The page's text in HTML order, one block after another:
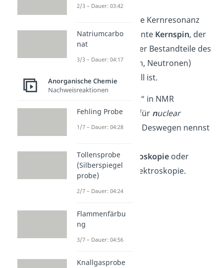
Voraussetzung für die Kernresonanz
ist, dass der sogenannte Kernspin, der
durch die Drehung der Bestandteile des
Atomkerns (Protonen, Neutronen)
entsteht, ungleich null ist.
Die Abkürzung „NMR“ in NMR
Spektroskopie steht für nuclear
agneticresonance
. Deswegen nennst
Kernresonanzspektroskopieoder
Kernspinresonanzspektroskopie.
2/3 – Dauer: 03:42
Natriumcarbo
nat
3/3 – Dauer: 04:17
Anorganische Chemie
Nachweisreaktionen
Fehling Probe
1/7 – Dauer: 04:28
Tollensprobe
(Silberspiegel
probe)
2/7 – Dauer: 04:24
Flammenfärbu
ng
3/7 – Dauer: 04:56
Knallgasprobe